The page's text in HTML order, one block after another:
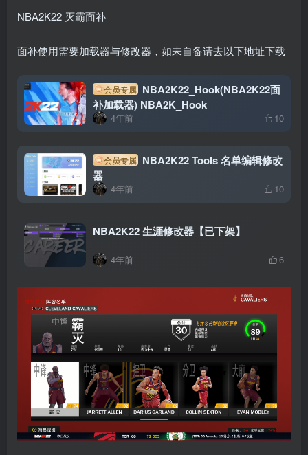
NBA2K22 灭霸面补
面补使用需要加载器与修改器，如未自备请去以下地址下载
会员专属 NBA2K22_Hook(NBA2K22面
补加载器) NBA2K_Hook
4年前 10
会员专属 NBA2K22 Tools 名单编辑修改
器
4年前 10
NBA2K22 生涯修改器【已下架】
4年前 6